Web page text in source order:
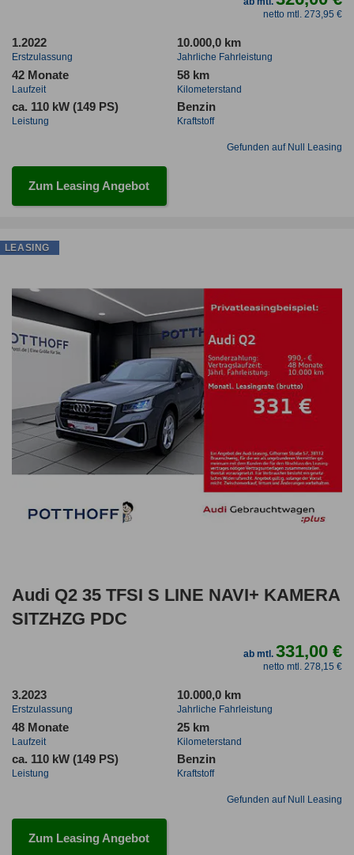
netto mtl. 273,95 €
1.2022
Erstzulassung
10.000,0 km
Jahrliche Fahrleistung
42 Monate
Laufzeit
58 km
Kilometerstand
ca. 110 kW (149 PS)
Leistung
Benzin
Kraftstoff
Gefunden auf Null Leasing
Zum Leasing Angebot
Audi Q2 35 TFSI S LINE NAVI+ KAMERA
SITZHZG PDC
ab mtl.331,00 €
netto mtl. 278,15 €
3.2023
Erstzulassung
10.000,0 km
Jahrliche Fahrleistung
48 Monate
Laufzeit
25 km
Kilometerstand
ca. 110 kW (149 PS)
Leistung
Benzin
Kraftstoff
Gefunden auf Null Leasing
Zum Leasing Angebot
LEASING